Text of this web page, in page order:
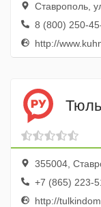
Ставрополь,
8 (800) 250-45-
http://
355004,
+7 (865) 223-
http://